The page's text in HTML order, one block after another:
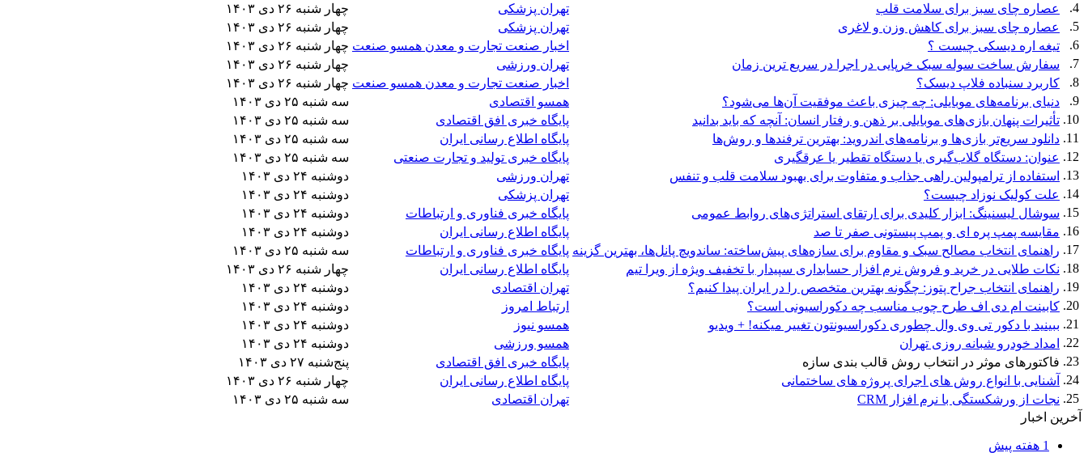
4.
عصاره چای سبز برای سلامت قلب تهران پزشکی
چهار شنبه ۲۶ دی ۱۴۰۳
5.
عصاره چای سبز برای کاهش وزن و لاغری تهران پزشکی
چهار شنبه ۲۶ دی ۱۴۰۳
6.
تیغه اره دیسکی چیست ؟ اخبار صنعت تجارت و معدن همسو صنعت چهار شنبه ۲۶ دی ۱۴۰۳
7.
سفارش ساخت سوله سبک خرپایی در اجرا در سریع ترین زمان تهران ورزشی
چهار شنبه ۲۶ دی ۱۴۰۳
8.
کاربرد سنباده فلاپ دیسک؟ اخبار صنعت تجارت و معدن همسو صنعت چهار شنبه ۲۶ دی ۱۴۰۳
9.
دنیای برنامه‌های موبایلی: چه چیزی باعث موفقیت آن‌ها می‌شود؟ همسو اقتصادی
سه شنبه ۲۵ دی ۱۴۰۳
10. تأثیرات پنهان بازی‌های موبایلی بر ذهن و رفتار انسان: آنچه که باید بدانید پایگاه خبری افق اقتصادی
سه شنبه ۲۵ دی ۱۴۰۳
11. دانلود سریع‌تر بازی‌ها و برنامه‌های اندروید: بهترین ترفندها و روش‌ها پایگاه اطلاع رسانی ایران
سه شنبه ۲۵ دی ۱۴۰۳
12.
عنوان: دستگاه گلاب‌گیری یا دستگاه تقطیر یا عرقگیری پایگاه خبری تولید و تجارت صنعتی
سه شنبه ۲۵ دی ۱۴۰۳
13.
استفاده از ترامپولین راهی جذاب و متفاوت برای بهبود سلامت قلب و تنفس تهران ورزشی
دوشنبه ۲۴ دی ۱۴۰۳
14.
علت کولیک نوزاد چیست؟ تهران پزشکی
دوشنبه ۲۴ دی ۱۴۰۳
15. سوشال لیسنینگ: ابزار کلیدی برای ارتقای استراتژی‌های روابط عمومی پایگاه خبری فناوری و ارتباطات
دوشنبه ۲۴ دی ۱۴۰۳
16. مقایسه پمپ پره ای و پمپ پیستونی صفر تا صد پایگاه اطلاع رسانی ایران
دوشنبه ۲۴ دی ۱۴۰۳
17. راهنمای انتخاب مصالح سبک و مقاوم برای سازه‌های پیش‌ساخته: ساندویچ پانل‌ها، بهترین گزینه پایگاه خبری فناوری و ارتباطات
سه شنبه ۲۵ دی ۱۴۰۳
18. نکات طلایی در خرید و فروش نرم‌ افزار حسابداری سپیدار با تخفیف ویژه از ویرا تیم پایگاه اطلاع رسانی ایران
چهار شنبه ۲۶ دی ۱۴۰۳
19. راهنمای انتخاب جراح پتوز: چگونه بهترین متخصص را در ایران پیدا کنیم؟ تهران اقتصادی
دوشنبه ۲۴ دی ۱۴۰۳
20. کابینت ام دی اف طرح چوب مناسب چه دکوراسیونی است؟ ارتباط امروز
دوشنبه ۲۴ دی ۱۴۰۳
21. ببینید با دکور تی وی وال چطوری دکوراسیونتون تغییر میکنه! + ویدیو همسو نیوز
دوشنبه ۲۴ دی ۱۴۰۳
22.
امداد خودرو شبانه روزی تهران همسو ورزشی
دوشنبه ۲۴ دی ۱۴۰۳
23. فاکتورهای موثر در انتخاب روش قالب بندی سازه پایگاه خبری افق اقتصادی
پنج‌شنبه ۲۷ دی ۱۴۰۳
24.
آشنایی با انواع روش های اجرای پروژه های ساختمانی پایگاه اطلاع رسانی ایران
چهار شنبه ۲۶ دی ۱۴۰۳
25. نجات از ورشکستگی با نرم افزار CRM تهران اقتصادی
سه شنبه ۲۵ دی ۱۴۰۳
آخرین اخبار
1 هفته پیش